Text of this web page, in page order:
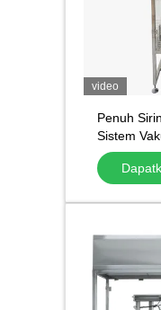
video
Penuh
Sistem
Aliran